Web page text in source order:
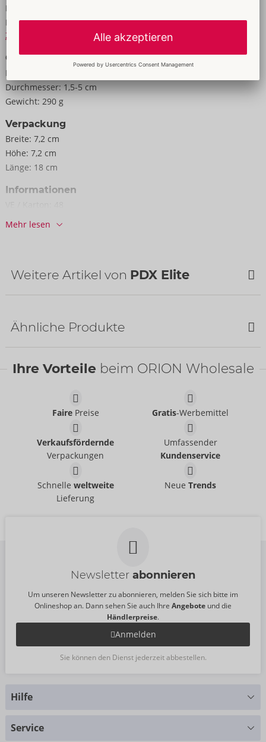
Farbe:
Material: ABS, TPR
Zur Materialkunde
Größe
Länge:
Durchmesser: 1,5-5 cm
Gewicht: 290 g
Verpackung
Breite: 7,2 cm
Höhe: 7,2 cm
Länge: 18 cm
Informationen
Art.-Nr.:
Mehr lesen
Weitere Artikel von PDX Elite
Go-Go Booty LED
05483590000
ViewTube Plus
PDX Elite
55,00 €
Ähnliche Produkte
ViewTube
05466070000
ViewTube Pro
Ihre Vorteile beim ORION Wholesale
FairePreise Gratis-Werbemittel
Verkaufsfördernde
Verpackungen
Umfassender
Kundenservice
Schnelle weltweite
Lieferung
NeueTrends
Newsletter abonnieren
Um unseren Newsletter zu abonnieren, melden Sie sich bitte im
Onlineshop an. Dann sehen Sie auch Ihre Angebote und die
Händlerpreise.
Anmelden
Sie können den Dienst jederzeit abbestellen.
Hilfe
Service